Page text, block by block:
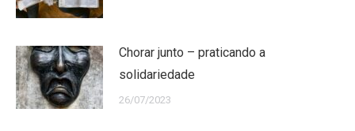
Chorar junto – praticando a
solidariedade
26/07/2023